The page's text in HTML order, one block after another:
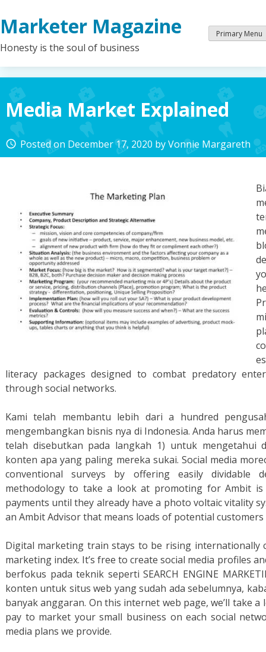
to
content
Marketer Magazine
Honesty is the soul of business
Primary Menu
Media Market Explained
access_time Posted on December 17, 2020 byVonnie Margareth
literacy packages designed to combat predatory
through social networks.
Kami telah membantu lebih dari a hundred
mengembangkan bisnis nya di Indonesia. Anda harus
telah disebutkan pada langkah 1) untuk mengetahui
konten apa yang paling mereka sukai. Social media
conventional surveys by offering easily dividable
methodology to take a look at promoting for Ambit
payments until they already have a photo voltaic vitality
an Ambit Advisor that means loads of potential
Digital marketing train stays to be rising internationally
marketing index. It’s free to create social media profiles
berfokus pada teknik seperti SEARCH ENGINE
konten untuk situs web yang sudah ada sebelumnya,
banyak anggaran. On this internet web page, we’ll take a
pay to market your small business on each social
media plans we provide.